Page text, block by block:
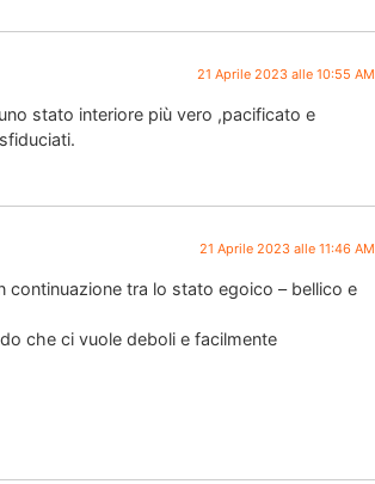
21 Aprile 2023 alle 10:55 AM
stato interiore più vero ,pacificato e
21 Aprile 2023 alle 11:46 AM
continuazione tra lo stato egoico – bellico e
che ci vuole deboli e facilmente